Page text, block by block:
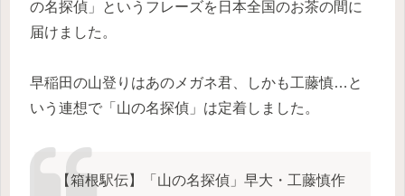
の名探偵」というフレーズを日本全国のお茶の間に
届けました。
早稲田の山登りはあのメガネ君、しかも工藤慎…と
いう連想で「山の名探偵」は定着しました。
【箱根駅伝】「山の名探偵」早大・工藤慎作